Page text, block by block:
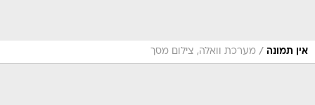
אין תמונה / מערכת וואלה, צילום מסך